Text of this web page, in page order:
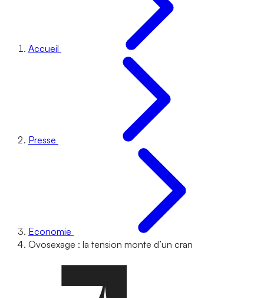
Accueil
Presse
Economie
Ovosexage : la tension monte d’un cran